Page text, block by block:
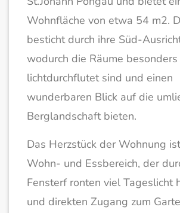
Wohnfläche von etwa 54 m2.
besticht durch ihre Süd-
wodurch die Räume besonders
lichtdurchflutet sind und einen
wunderbaren Blick auf die
Berglandschaft bieten.
Das Herzstück der Wohnung
Wohn- und Essbereich, der
Fensterf ronten viel Tageslicht
und direkten Zugang zum